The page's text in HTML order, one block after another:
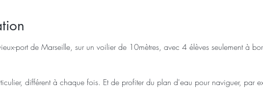
port de Marseille, sur un voilier de 10mètres, avec 4 élèves seulement à
différent à chaque fois. Et de profiter du plan d'eau pour naviguer, par